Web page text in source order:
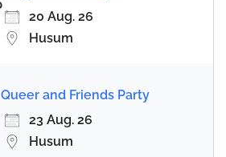
20 Aug. 26
Husum
Queer and Friends Party
23 Aug. 26
Husum